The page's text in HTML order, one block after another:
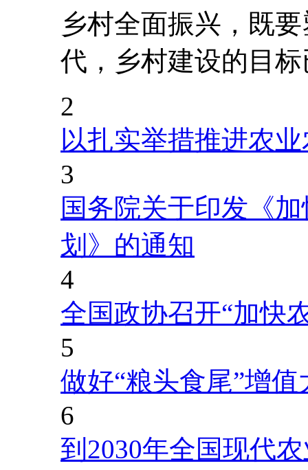
乡村全面振兴，既
代，乡村建设的目
2
以扎实举措推进农
3
国务院关于印发《
划》的通知
4
全国政协召开“加快
5
做好“粮头食尾”增值
6
到2030年全国现代